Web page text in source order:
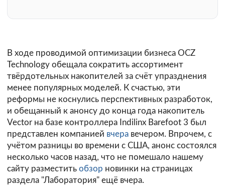
В ходе проводимой оптимизации бизнеса OCZ
Technology обещала сократить ассортимент
твёрдотельных накопителей за счёт упразднения
менее популярных моделей. К счастью, эти
реформы не коснулись перспективных разработок,
и обещанный к анонсу до конца года накопитель
Vector на базе контроллера Indilinx Barefoot 3 был
представлен компанией вчера вечером. Впрочем, с
учётом разницы во времени с США, анонс состоялся
несколько часов назад, что не помешало нашему
сайту разместить обзор новинки на страницах
раздела "Лаборатория" ещё вчера.